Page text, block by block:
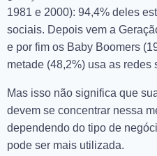
1981 e 2000): 94,4% deles
sociais. Depois vem a
e por fim os Baby Boomers
metade (48,2%) usa as redes
Mas isso não significa que
devem se concentrar nessa
dependendo do tipo de
pode ser mais utilizada.